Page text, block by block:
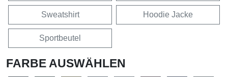
Sweatshirt Hoodie Jacke
Sportbeutel
FARBE AUSWÄHLEN